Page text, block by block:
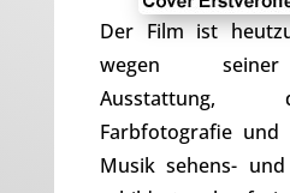
Der Film ist
wegen
Farbfotografie
Musik sehens-